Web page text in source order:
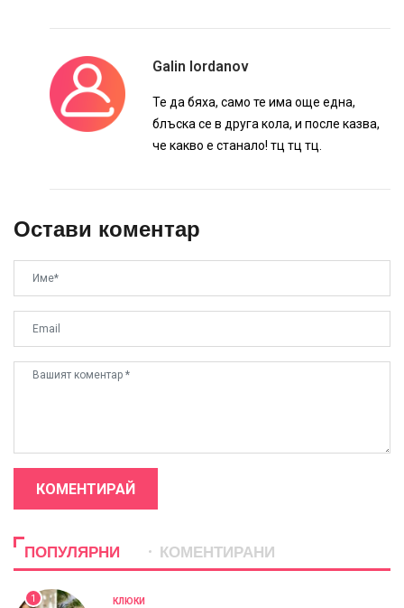
Galin Iordanov
Те да бяха, само те има още една,
блъска се в друга кола, и после казва,
че какво е станало! тц тц тц.
Остави коментар
КОМЕНТИРАЙ
ПОПУЛЯРНИ КОМЕНТИРАНИ
1 КЛЮКИ